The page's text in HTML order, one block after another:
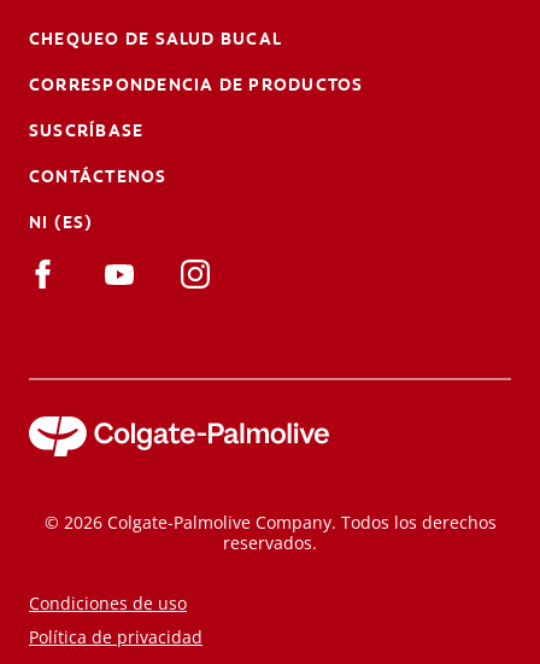
CHEQUEO DE SALUD BUCAL
CORRESPONDENCIA DE PRODUCTOS
SUSCRÍBASE
CONTÁCTENOS
NI (ES)
© 2026 Colgate-Palmolive Company. Todos los derechos
reservados.
Condiciones de uso
Política de privacidad